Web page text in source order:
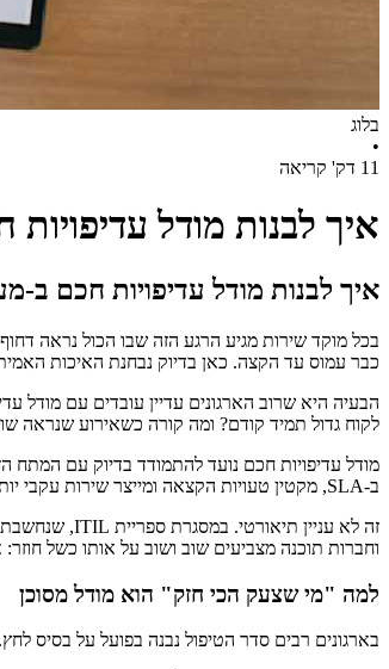
בלוג
•
11 דק' קריאה
איך לבנות מודל
איך לבנות מודל עדיפויות חכם ב-
בכל מוקד שירות מגיע הרגע הזה שבו הכול נראה
כבר עמוס עד הקצה. כאן בדיוק נבחנת האיכות
הבעיה היא שרוב הארגונים עדיין עובדים עם מודל
לקוח גדול תמיד קודם? ומה קורה כשאירוע שנראה
מודל עדיפויות חכם נועד להתמודד בדיוק עם המתח
ב-SLA, מקטין טעויות הקצאה ומייצר שירות עקבי יותר.
וחברות תוכנה מצביעים שוב ושוב על אותו כשל
למה "מי שצעק הכי חזק" הוא מודל מסוכן
בארגונים רבים סדר הטיפול נבנה בפועל על בסיס